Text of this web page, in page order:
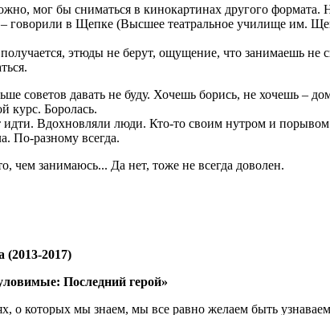
мог бы сниматься в кинокартинах другого
говорили в Щепке (Высшее театральное училище им.
этюды не берут, ощущение, что занимаешь не
советов давать не буду. Хочешь борись, не хочешь –
курс. Боролась.
Вдохновляли люди. Кто-то своим нутром и
По-разному всегда.
занимаюсь... Да нет, тоже не всегда доволен.
2017)
Последний герой»
о которых мы знаем, мы все равно желаем быть